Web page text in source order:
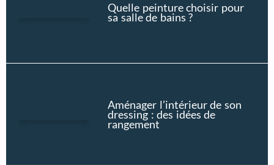
Quelle peinture choisir pour
sa salle de bains ?
Aménager l’intérieur de son
dressing : des idées de
rangement